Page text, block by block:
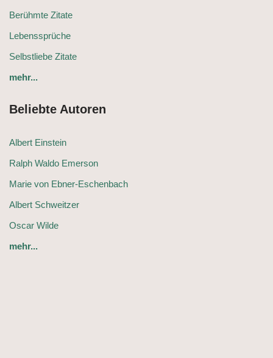
Berühmte Zitate
Lebenssprüche
Selbstliebe Zitate
mehr...
Beliebte Autoren
Albert Einstein
Ralph Waldo Emerson
Marie von Ebner-Eschenbach
Albert Schweitzer
Oscar Wilde
mehr...